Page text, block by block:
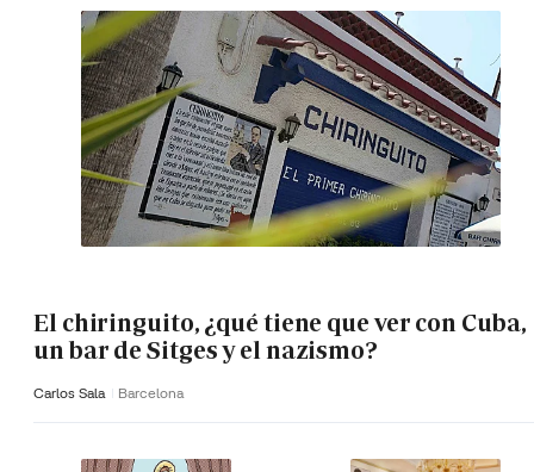
El chiringuito, ¿qué tiene que ver con Cuba,
un bar de Sitges y el nazismo?
Carlos Sala Barcelona